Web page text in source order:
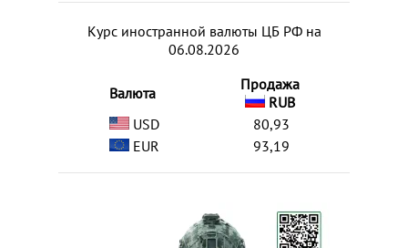
Курс иностранной валюты ЦБ РФ на
06.08.2026
Валюта
Продажа
RUB
USD
80,93
EUR
93,19